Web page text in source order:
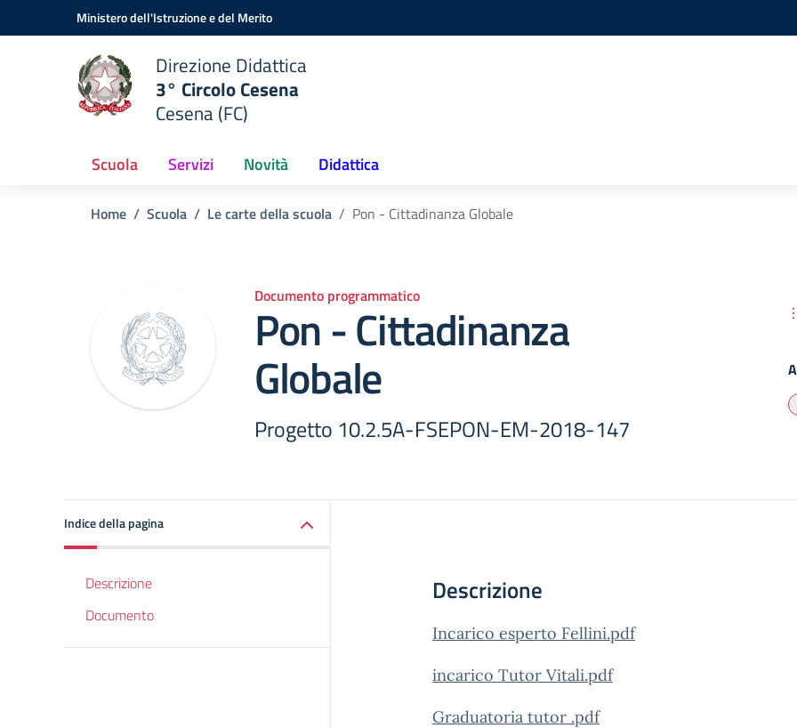
Vai ai contenuti
Vai al menu di navigazioneMinistero dell'Istruzione e del Merito
Direzione Didattica
3° Circolo Cesena
Cesena (FC)
Scuola Servizi Novità Didattica
Home Scuola Le carte della scuola Pon - Cittadinanza Globale
Documento programmatico
Pon - Cittadinanza
Globale
Progetto 10.2.5A-FSEPON-EM-2018-147
Indice della pagina
Descrizione
Documento
Descrizione
Incarico esperto Fellini.pdf
incarico Tutor Vitali.pdf
Graduatoria tutor .pdf